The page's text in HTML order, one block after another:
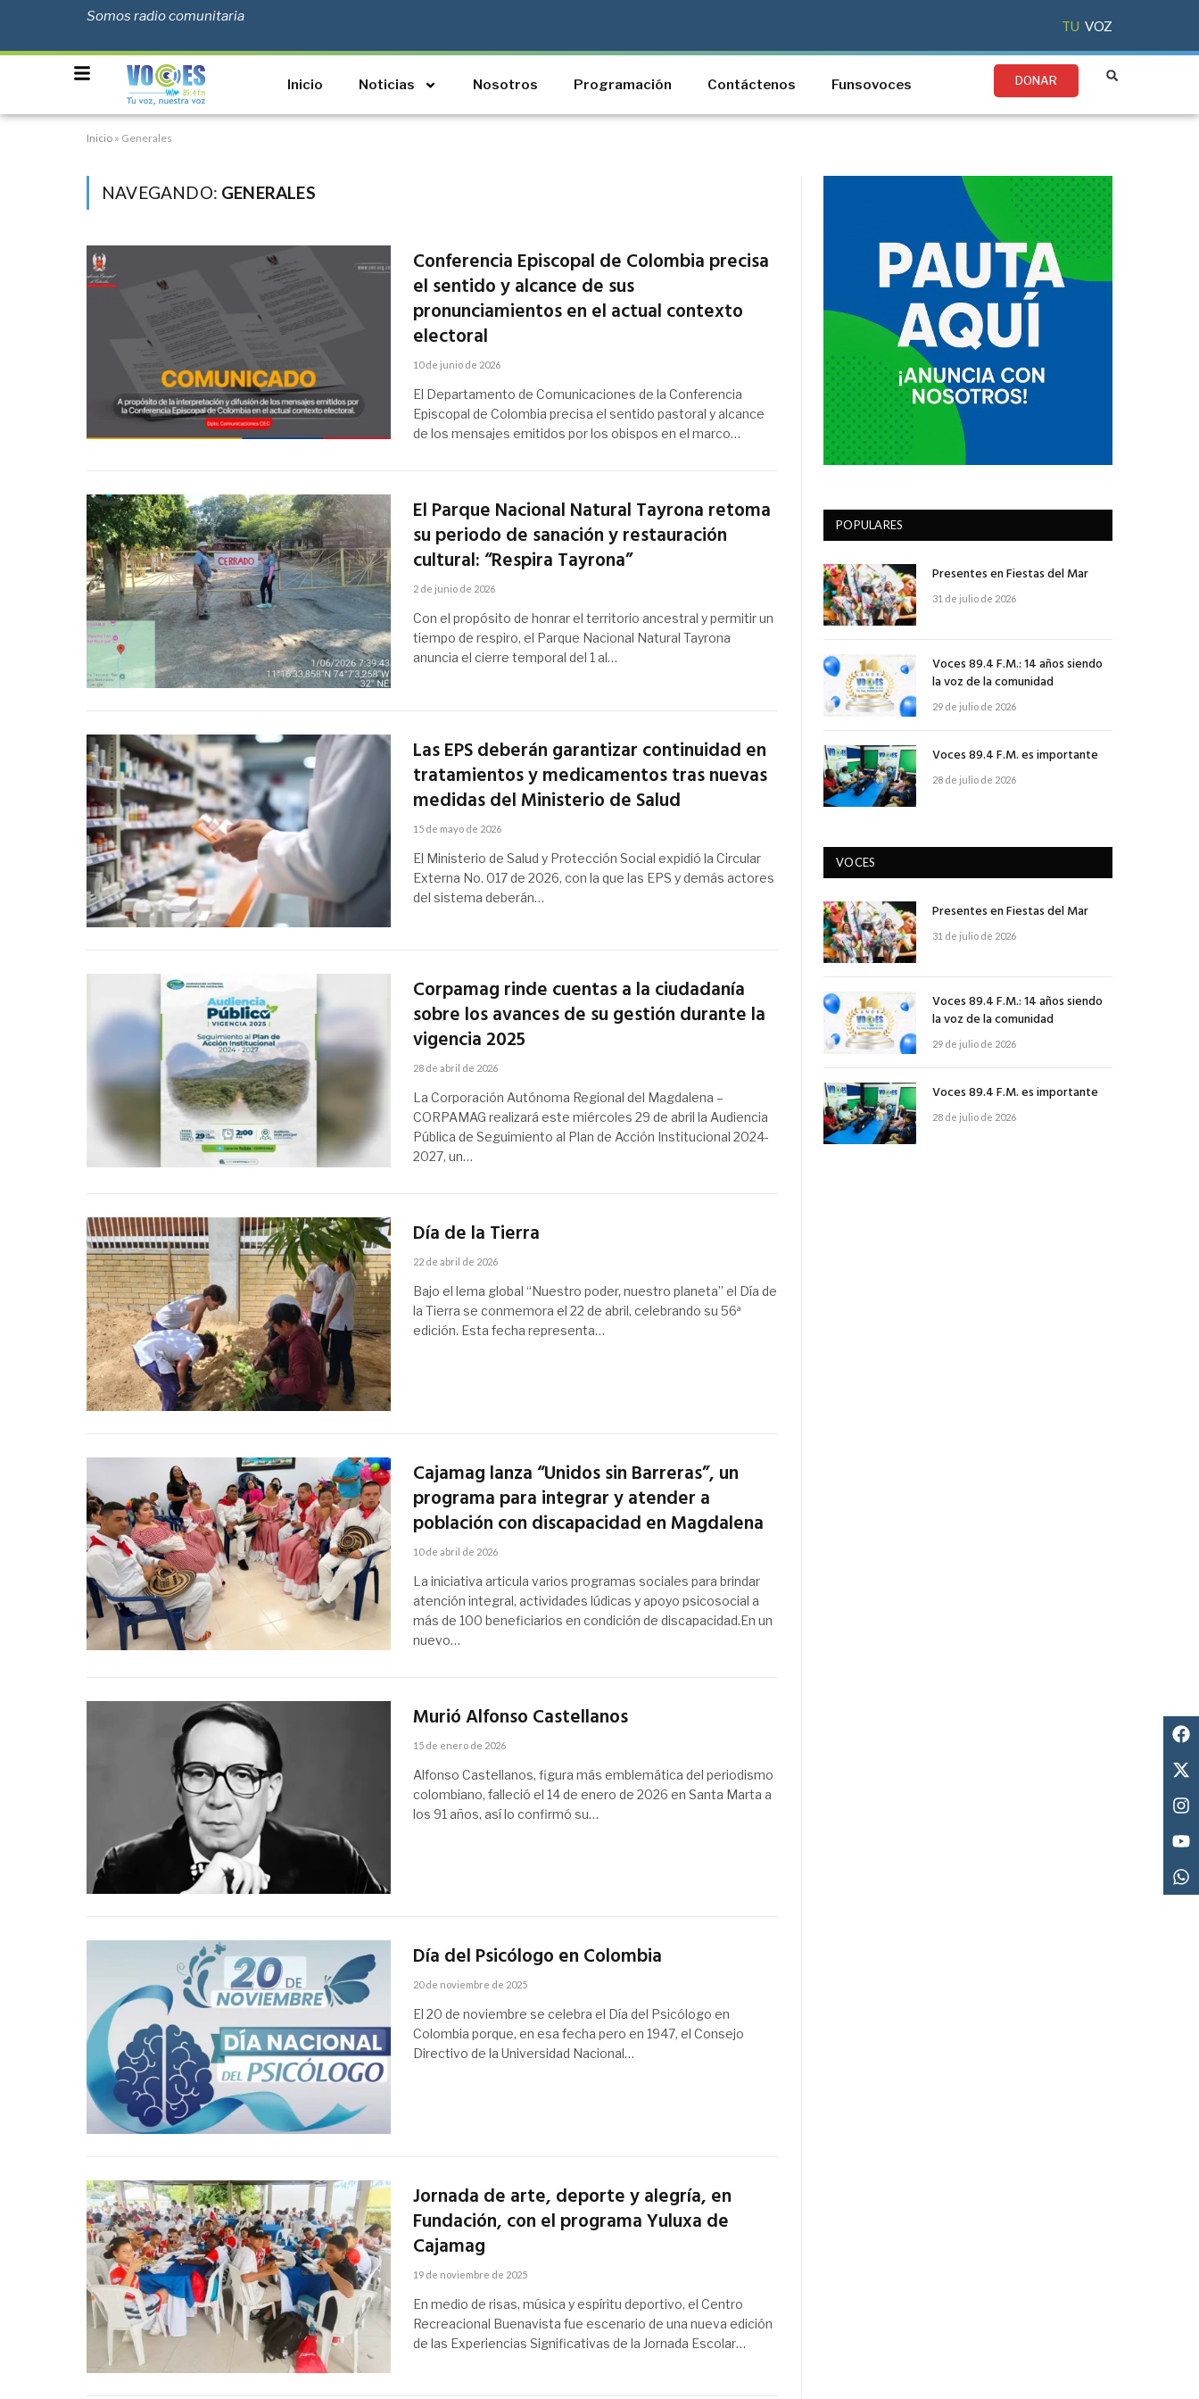
Somos radio comunitaria
TU VOZ
Inicio Noticias Nosotros Programación Contáctenos Funsovoces DONAR
Inicio » Generales
NAVEGANDO: GENERALES
Conferencia Episcopal de Colombia precisa
el sentido y alcance de sus
pronunciamientos en el actual contexto
electoral
10 de junio de 2026
El Departamento de Comunicaciones de la Conferencia
Episcopal de Colombia precisa el sentido pastoral y alcance
de los mensajes emitidos por los obispos en el marco…
El Parque Nacional Natural Tayrona retoma
su periodo de sanación y restauración
cultural: “Respira Tayrona”
2 de junio de 2026
Con el propósito de honrar el territorio ancestral y permitir un
tiempo de respiro, el Parque Nacional Natural Tayrona
anuncia el cierre temporal del 1 al…
Las EPS deberán garantizar continuidad en
tratamientos y medicamentos tras nuevas
medidas del Ministerio de Salud
15 de mayo de 2026
El Ministerio de Salud y Protección Social expidió la Circular
Externa No. 017 de 2026, con la que las EPS y demás actores
del sistema deberán…
Corpamag rinde cuentas a la ciudadanía
sobre los avances de su gestión durante la
vigencia 2025
28 de abril de 2026
La Corporación Autónoma Regional del Magdalena –
CORPAMAG realizará este miércoles 29 de abril la Audiencia
Pública de Seguimiento al Plan de Acción Institucional 2024-
2027, un…
Día de la Tierra
22 de abril de 2026
Bajo el lema global “Nuestro poder, nuestro planeta” el Día de
la Tierra se conmemora el 22 de abril, celebrando su 56ª
edición. Esta fecha representa…
Cajamag lanza “Unidos sin Barreras”, un
programa para integrar y atender a
población con discapacidad en Magdalena
10 de abril de 2026
La iniciativa articula varios programas sociales para brindar
atención integral, actividades lúdicas y apoyo psicosocial a
más de 100 beneficiarios en condición de discapacidad.En un
nuevo…
Murió Alfonso Castellanos
15 de enero de 2026
Alfonso Castellanos, figura más emblemática del periodismo
colombiano, falleció el 14 de enero de 2026 en Santa Marta a
los 91 años, así lo confirmó su…
Día del Psicólogo en Colombia
20 de noviembre de 2025
El 20 de noviembre se celebra el Día del Psicólogo en
Colombia porque, en esa fecha pero en 1947, el Consejo
Directivo de la Universidad Nacional…
Jornada de arte, deporte y alegría, en
Fundación, con el programa Yuluxa de
Cajamag
19 de noviembre de 2025
En medio de risas, música y espíritu deportivo, el Centro
Recreacional Buenavista fue escenario de una nueva edición
de las Experiencias Significativas de la Jornada Escolar…
POPULARES
Presentes en Fiestas del Mar
31 de julio de 2026
Voces 89.4 F.M.: 14 años siendo
la voz de la comunidad
29 de julio de 2026
Voces 89.4 F.M. es importante
28 de julio de 2026
VOCES
Presentes en Fiestas del Mar
31 de julio de 2026
Voces 89.4 F.M.: 14 años siendo
la voz de la comunidad
29 de julio de 2026
Voces 89.4 F.M. es importante
28 de julio de 2026